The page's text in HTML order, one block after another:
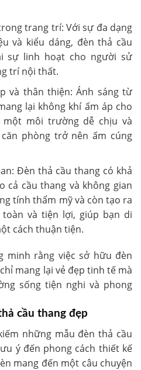
trang trí: Với sự đa dạng
và kiểu dáng, đèn thả cầu
sự linh hoạt cho người sử
trí nội thất.
và thân thiện: Ánh sáng từ
lại không khí ấm áp cho
môi trường dễ chịu và
phòng trở nên ấm cúng
Đèn thả cầu thang có khả
cả cầu thang và không gian
tính thẩm mỹ và còn tạo ra
và tiện lợi, giúp bạn di
cách thuận tiện.
minh rằng việc sở hữu đèn
mang lại vẻ đẹp tinh tế mà
sống tiện nghi và phong
cầu thang đẹp
những mẫu đèn thả cầu
ý đến phong cách thiết kế
mang đến một câu chuyện